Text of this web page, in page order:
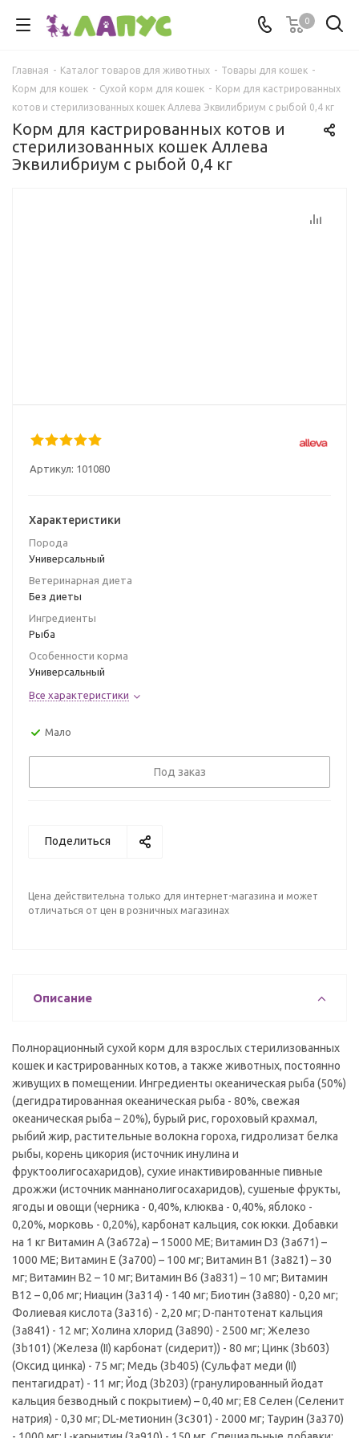
0
Главная - Каталог товаров для животных - Товары для кошек -
Корм для кошек - Сухой корм для кошек - Корм для кастрированных
котов и стерилизованных кошек Аллева Эквилибриум с рыбой 0,4 кг
Корм для кастрированных котов и
стерилизованных кошек Аллева
Эквилибриум с рыбой 0,4 кг
Артикул: 101080
Характеристики
Порода
Универсальный
Ветеринарная диета
Без диеты
Ингредиенты
Рыба
Особенности корма
Универсальный
Все характеристики
Мало
Под заказ
Поделиться
Цена действительна только для интернет-магазина и может
отличаться от цен в розничных магазинах
Описание
Полнорационный сухой корм для взрослых стерилизованных
кошек и кастрированных котов, а также животных, постоянно
живущих в помещении. Ингредиенты океаническая рыба (50%)
(дегидратированная океаническая рыба - 80%, свежая
океаническая рыба – 20%), бурый рис, гороховый крахмал,
рыбий жир, растительные волокна гороха, гидролизат белка
рыбы, корень цикория (источник инулина и
фруктоолигосахаридов), сухие инактивированные пивные
дрожжи (источник маннанолигосахаридов), сушеные фрукты,
ягоды и овощи (черника - 0,40%, клюква - 0,40%, яблоко -
0,20%, морковь - 0,20%), карбонат кальция, сок юкки. Добавки
на 1 кг Витамин А (3a672a) – 15000 МЕ; Витамин D3 (3a671) –
1000 МЕ; Витамин Е (3а700) – 100 мг; Витамин B1 (3a821) – 30
мг; Витамин B2 – 10 мг; Витамин B6 (3a831) – 10 мг; Витамин
B12 – 0,06 мг; Ниацин (3а314) - 140 мг; Биотин (3a880) - 0,20 мг;
Фолиевая кислота (3a316) - 2,20 мг; D-пантотенат кальция
(3a841) - 12 мг; Холина хлорид (3a890) - 2500 мг; Железо
(3b101) (Железа (II) карбонат (сидерит)) - 80 мг; Цинк (3b603)
(Оксид цинка) - 75 мг; Медь (3b405) (Сульфат меди (II)
пентагидрат) - 11 мг; Йод (3b203) (гранулированный йодат
кальция безводный с покрытием) – 0,40 мг; E8 Селен (Селенит
натрия) - 0,30 мг; DL-метионин (3c301) - 2000 мг; Таурин (3a370)